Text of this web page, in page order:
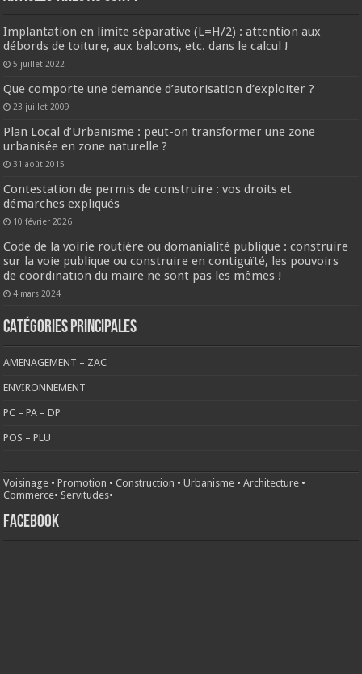
Implantation en limite séparative (L=H/2) : attention aux
débords de toiture, aux balcons, etc. dans le calcul !
5 juillet 2022
Que comporte une demande d’autorisation d’exploiter ?
23 juillet 2009
Plan Local d’Urbanisme : peut-on transformer une zone
urbanisée en zone naturelle ?
31 août 2015
Contestation de permis de construire : vos droits et
démarches expliqués
10 février 2026
Code de la voirie routière ou domanialité publique : construire
sur la voie publique ou construire en contiguïté, les pouvoirs
de coordination du maire ne sont pas les mêmes !
4 mars 2024
CATÉGORIES PRINCIPALES
AMENAGEMENT – ZAC
ENVIRONNEMENT
PC – PA – DP
POS – PLU
Voisinage •Promotion •Construction •Urbanisme •Architecture •
Commerce• Servitudes•
FACEBOOK